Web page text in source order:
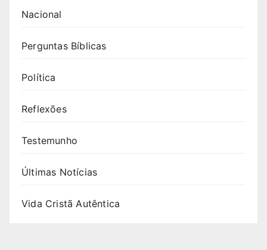
Nacional
Perguntas Bíblicas
Política
Reflexões
Testemunho
Últimas Notícias
Vida Cristã Autêntica